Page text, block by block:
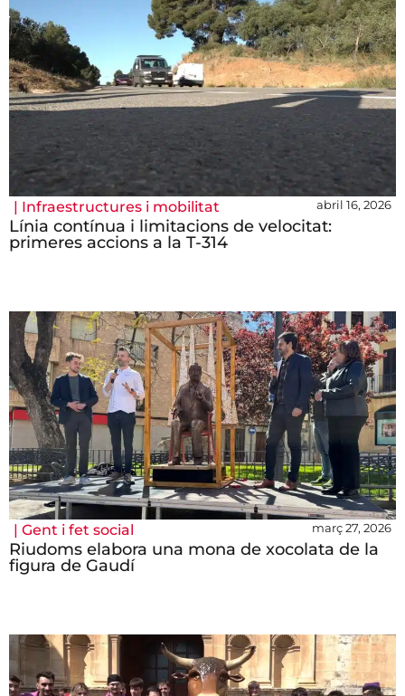
| Infraestructures i mobilitat abril 16, 2026
Línia contínua i limitacions de velocitat:
primeres accions a la T-314
| Gent i fet social març 27, 2026
Riudoms elabora una mona de xocolata de la
figura de Gaudí